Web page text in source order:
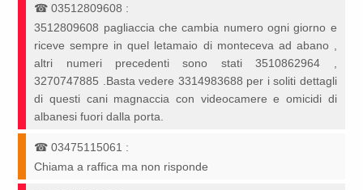
☎03512809608 :
3512809608 pagliaccia che cambia numero ogni giorno e
riceve sempre in quel letamaio di monteceva ad abano ,
altri numeri precedenti sono stati 3510862964 ,
3270747885 .Basta vedere 3314983688 per i soliti dettagli
di questi cani magnaccia con videocamere e omicidi di
albanesi fuori dalla porta.
☎03475115061 :
Chiama a raffica ma non risponde